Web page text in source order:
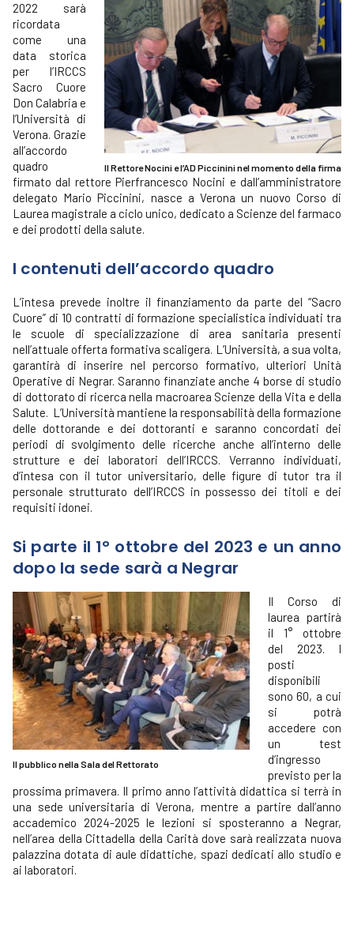
Il Rettore Nocini e l’AD Piccinini nel momento della firma
2022 sarà
ricordata
come una
data storica
per l’IRCCS
Sacro Cuore
Don Calabria e
l’Università di
Verona. Grazie
all’accordo
quadro
firmato dal rettore Pierfrancesco Nocini e dall’amministratore
delegato Mario Piccinini, nasce a Verona un nuovo Corso di
Laurea magistrale a ciclo unico, dedicato a Scienze del farmaco
e dei prodotti della salute.
I contenuti dell’accordo quadro
L’intesa prevede inoltre il finanziamento da parte del “Sacro
Cuore” di 10 contratti di formazione specialistica individuati tra
le scuole di specializzazione di area sanitaria presenti
nell’attuale offerta formativa scaligera. L’Università, a sua volta,
garantirà di inserire nel percorso formativo, ulteriori Unità
Operative di Negrar. Saranno finanziate anche 4 borse di studio
di dottorato di ricerca nella macroarea Scienze della Vita e della
Salute. L’Università mantiene la responsabilità della formazione
delle dottorande e dei dottoranti e saranno concordati dei
periodi di svolgimento delle ricerche anche all’interno delle
strutture e dei laboratori dell’IRCCS. Verranno individuati,
d’intesa con il tutor universitario, delle figure di tutor tra il
personale strutturato dell’IRCCS in possesso dei titoli e dei
requisiti idonei.
Si parte il 1° ottobre del 2023 e un anno
dopo la sede sarà a Negrar
Il pubblico nella Sala del Rettorato
Il Corso di
laurea partirà
il 1° ottobre
del 2023. I
posti
disponibili
sono 60, a cui
si potrà
accedere con
un test
d’ingresso
previsto per la
prossima primavera. Il primo anno l’attività didattica si terrà in
una sede universitaria di Verona, mentre a partire dall’anno
accademico 2024-2025 le lezioni si sposteranno a Negrar,
nell’area della Cittadella della Carità dove sarà realizzata nuova
palazzina dotata di aule didattiche, spazi dedicati allo studio e
ai laboratori.